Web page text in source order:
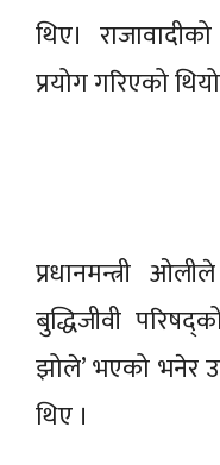
थिए।
प्रयोग गरिएको
प्रधानमन्त्री
बुद्धिजीवी
झोले’ भएको भनेर
थिए ।